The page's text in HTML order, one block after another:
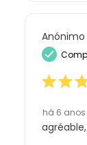
Anónimo
há 6 anos